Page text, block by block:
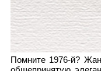
Помните 1976-й?